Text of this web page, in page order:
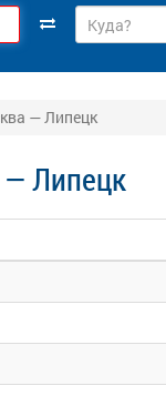
— Липецк
Липецк